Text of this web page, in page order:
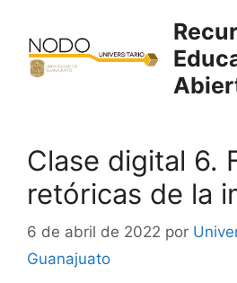
contenido
Clase digital 6.
retóricas de la
6 de abril de 2022 por
Guanajuato